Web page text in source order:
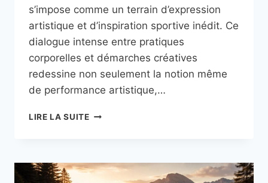
s’impose comme un terrain d’expression
artistique et d’inspiration sportive inédit. Ce
dialogue intense entre pratiques
corporelles et démarches créatives
redessine non seulement la notion même
de performance artistique,…
LIRE LA SUITEARSENAL
L’ART